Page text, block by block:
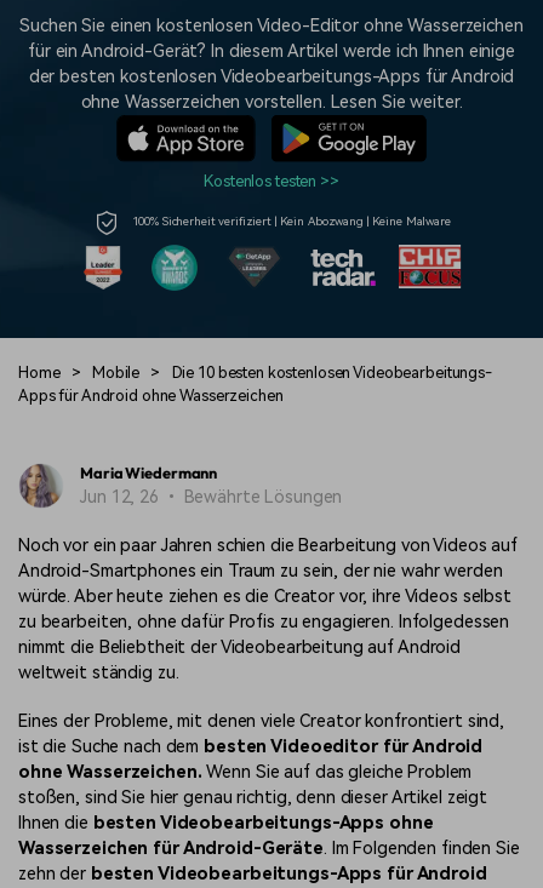
Support
Text
Video-Lösungen
Video-Prompts
Über 100 heiße Video-
Prompts – schnell ähnliche
Videos erstellen
Meisterkurs
Beherrschen Sie
fortgeschrittene
Videobearbeitungsfähigkeiten
Kickstart Bootcamp
Lernen, ausdrücken und
DIY-Spezialeffekte
Erfahren Sie, wie Sie einen
Monetarisierungs-
Programm
Ihren Einfluss mit Filmora
An Freunde empfehlen,
Blog
Hilfe-Center
Erste Schritte
Kunden-Support
Über Uns
Unsere Mission, Geschichte
und Kunden
Bewertungen
Finden Sie mehr über Filmora
Nachrichten und
Bewertungen
Kunden-Geschichten Affiliate-Programm
Suchen
Suchen Sie einen kostenlosen Video-Editor ohne Wasserzeichen
für ein Android-Gerät? In diesem Artikel werde ich Ihnen einige
der besten kostenlosen Videobearbeitungs-Apps für Android
ohne Wasserzeichen vorstellen. Lesen Sie weiter.
Kostenlos testen >>
100% Sicherheit verifiziert | Kein Abozwang | Keine Malware
Home > Mobile >
Die 10 besten kostenlosen Videobearbeitungs-
Apps für Android ohne Wasserzeichen
Maria Wiedermann
Jun 12, 26 • Bewährte Lösungen
Noch vor ein paar Jahren schien die Bearbeitung von Videos auf
Android-Smartphones ein Traum zu sein, der nie wahr werden
würde. Aber heute ziehen es die Creator vor, ihre Videos selbst
zu bearbeiten, ohne dafür Profis zu engagieren. Infolgedessen
nimmt die Beliebtheit der Videobearbeitung auf Android
weltweit ständig zu.
Eines der Probleme, mit denen viele Creator konfrontiert sind,
ist die Suche nach dem besten Videoeditor für Android
ohne Wasserzeichen. Wenn Sie auf das gleiche Problem
stoßen, sind Sie hier genau richtig, denn dieser Artikel zeigt
Ihnen die besten Videobearbeitungs-Apps ohne
Wasserzeichen für Android-Geräte. Im Folgenden finden Sie
zehn der besten Videobearbeitungs-Apps für Android